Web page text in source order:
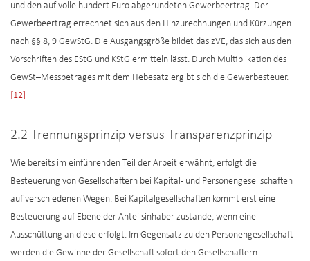
und den auf volle hundert Euro abgerundeten Gewerbeertrag. Der
Gewerbeertrag errechnet sich aus den Hinzurechnungen und Kürzungen
nach §§ 8, 9 GewStG. Die Ausgangsgröße bildet das zVE, das sich aus den
Vorschriften des EStG und KStG ermitteln lässt. Durch Multiplikation des
GewSt–Messbetrages mit dem Hebesatz ergibt sich die Gewerbesteuer.
[12]
2.2 Trennungsprinzip versus Transparenzprinzip
Wie bereits im einführenden Teil der Arbeit erwähnt, erfolgt die
Besteuerung von Gesellschaftern bei Kapital- und Personengesellschaften
auf verschiedenen Wegen. Bei Kapitalgesellschaften kommt erst eine
Besteuerung auf Ebene der Anteilsinhaber zustande, wenn eine
Ausschüttung an diese erfolgt. Im Gegensatz zu den Personengesellschaft
werden die Gewinne der Gesellschaft sofort den Gesellschaftern